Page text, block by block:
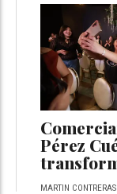
Pérez
MARTIN CONTRERAS